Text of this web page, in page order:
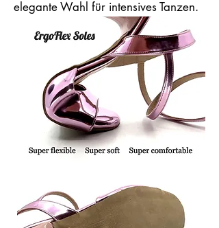
elegante Wahl für intensives Tanzen.